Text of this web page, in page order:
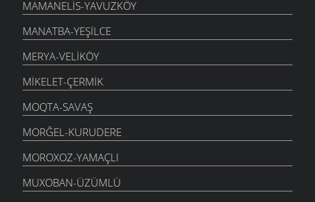
MAMANELIS-YAVUZKÖY
MANATBA-YEŞILCE
MERYA-VELIKÖY
MIKELET-ÇERMIK
MOQTA-SAVAŞ
MORĞEL-KURUDERE
MOROXOZ-YAMAÇLI
MUXOBAN-ÜZÜMLÜ